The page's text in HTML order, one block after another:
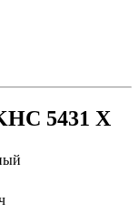
5431 X